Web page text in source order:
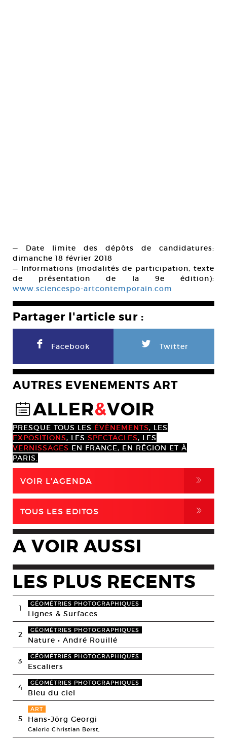
— Date limite des dépôts de candidatures:
dimanche 18 février 2018
— Informations (modalités de participation, texte
de présentation de la 9e édition):
www.sciencespo-artcontemporain.com
Partager l'article sur :
F Facebook L Twitter
AUTRES EVENEMENTS ART
@ALLER&VOIR
PRESQUE TOUS LES ÉVÈNEMENTS, LES
EXPOSITIONS, LES SPECTACLES, LES
VERNISSAGES EN FRANCE, EN RÉGION ET À
PARIS.
VOIR L'AGENDA ,
TOUS LES EDITOS ,
A VOIR AUSSI
LES PLUS RECENTS
1 GÉOMÉTRIES PHOTOGRAPHIQUES
Lignes & Surfaces
2 GÉOMÉTRIES PHOTOGRAPHIQUES
Nature • André Rouillé
3 GÉOMÉTRIES PHOTOGRAPHIQUES
Escaliers
4 GÉOMÉTRIES PHOTOGRAPHIQUES
Bleu du ciel
5
ART
Hans-Jörg Georgi
Galerie Christian Berst,